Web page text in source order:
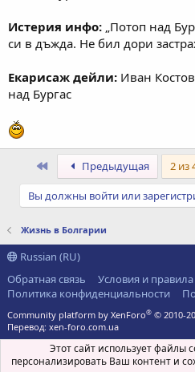
Истерия инфо: „Потоп над
си в дъжда. Не бил дори
Екарисаж дейли: Иван
над Бургас
ПервыйПредыдущая 2 из
Вы должны войти или
Жизнь в Болгарии
Russian (RU)
Обратная связь
Условия и правила
Политика конфиденциальности
Community platform by XenForo® © 2010-
Перевод: xen-foro.com.ua
Этот сайт использует файлы
персонализировать Ваш контент и